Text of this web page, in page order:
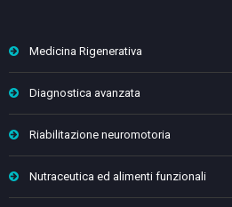
Medicina Rigenerativa
Diagnostica avanzata
Riabilitazione neuromotoria
Nutraceutica ed alimenti funzionali